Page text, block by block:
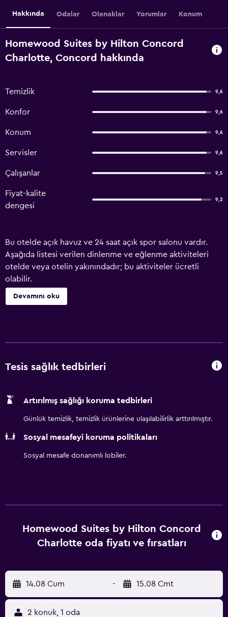
Hakkında Odalar Olanaklar Yorumlar Konum
Homewood Suites by Hilton Concord
Charlotte, Concord hakkında
Temizlik 9,6
Konfor 9,6
Konum 9,6
Servisler 9,6
Çalışanlar 9,5
Fiyat-kalite
dengesi
9,2
Bu otelde açık havuz ve 24 saat açık spor salonu vardır.
Aşağıda listesi verilen dinlenme ve eğlenme aktiviteleri
otelde veya otelin yakınındadır; bu aktiviteler ücretli
olabilir.
Devamını oku
Tesis sağlık tedbirleri
Artırılmış sağlığı koruma tedbirleri
Günlük temizlik, temizlik ürünlerine ulaşılabilirlik arttırılmıştır.
Sosyal mesafeyi koruma politikaları
Sosyal mesafe donanımlı lobiler.
Homewood Suites by Hilton Concord
Charlotte oda fiyatı ve fırsatları
14.08 Cum - 15.08 Cmt
2 konuk, 1 oda